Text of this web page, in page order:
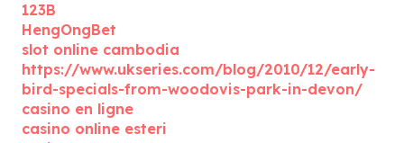
123B
HengOngBet
slot online cambodia
https://www.ukseries.com/blog/2010/12/early-
bird-specials-from-woodovis-park-in-devon/
casino en ligne
casino online esteri